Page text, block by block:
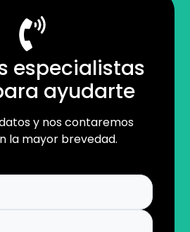
especialistas
ayudarte
y nos contaremos
la mayor brevedad.